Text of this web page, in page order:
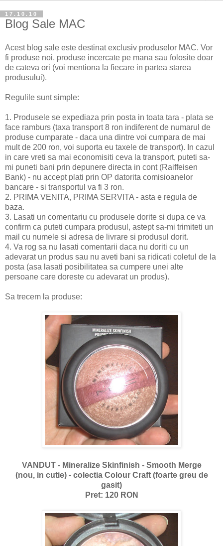
17.10.10
Blog Sale MAC
Acest blog sale este destinat exclusiv produselor MAC. Vor
fi produse noi, produse incercate pe mana sau folosite doar
de cateva ori (voi mentiona la fiecare in partea starea
produsului).
Regulile sunt simple:
1. Produsele se expediaza prin posta in toata tara - plata se
face ramburs (taxa transport 8 ron indiferent de numarul de
produse cumparate - daca una dintre voi cumpara de mai
mult de 200 ron, voi suporta eu taxele de transport). In cazul
in care vreti sa mai economisiti ceva la transport, puteti sa-
mi puneti bani prin depunere directa in cont (Raiffeisen
Bank) - nu accept plati prin OP datorita comisioanelor
bancare - si transportul va fi 3 ron.
2. PRIMA VENITA, PRIMA SERVITA - asta e regula de
baza.
3. Lasati un comentariu cu produsele dorite si dupa ce va
confirm ca puteti cumpara produsul, astept sa-mi trimiteti un
mail cu numele si adresa de livrare si produsul dorit.
4. Va rog sa nu lasati comentarii daca nu doriti cu un
adevarat un produs sau nu aveti bani sa ridicati coletul de la
posta (asa lasati posibilitatea sa cumpere unei alte
persoane care doreste cu adevarat un produs).
Sa trecem la produse:
VANDUT - Mineralize Skinfinish - Smooth Merge
(nou, in cutie) - colectia Colour Craft (foarte greu de
gasit)
Pret: 120 RON